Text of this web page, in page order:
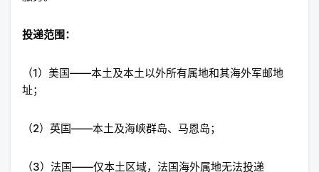
投递范围：
（1）美国——本土及本土以外所有属地和其海外军邮地
址；
（2）英国——本土及海峡群岛、马恩岛；
（3）法国——仅本土区域，法国海外属地无法投递